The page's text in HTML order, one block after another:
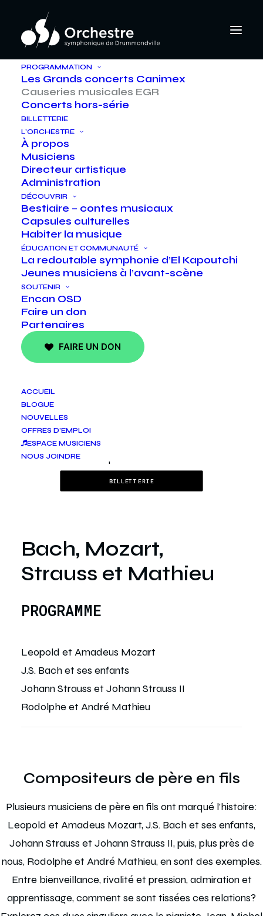
PROGRAMMATION
Les Grands concerts Canimex
Causeries musicales EGR
Concerts hors-série
BILLETTERIE
L’ORCHESTRE
À propos
Musiciens
Directeur artistique
Administration
DÉCOUVRIR
Bestiaire – contes musicaux
Capsules culturelles
Habiter la musique
ÉDUCATION ET COMMUNAUTÉ
La redoutable symphonie d’El Kapoutchi
Jeunes musiciens à l’avant-scène
SOUTENIR
Encan OSD
Faire un don
Partenaires
FAIRE UN DON
ACCUEIL
BLOGUE
NOUVELLES
OFFRES D’EMPLOI
ESPACE MUSICIENS
NOUS JOINDRE
mercredi 15 mai, 2024
Centre des arts populaires
725 Blvd Louis Fréchette, Nicolet, QC
J3T 1L6
jeudi 16 mai, 2024 17h00
Salle Canimex du Complexe
575 Rue des Écoles, Drummondville,
BILLETTERIE
Bach, Mozart,
Strauss et Mathieu
PROGRAMME
Leopold et Amadeus Mozart
J.S. Bach et ses enfants
Johann Strauss et Johann Strauss II
Rodolphe et André Mathieu
Compositeurs de père en fils
Plusieurs musiciens de père en fils ont marqué l’histoire:
Leopold et Amadeus Mozart, J.S. Bach et ses enfants,
Johann Strauss et Johann Strauss II, puis, plus près de
nous, Rodolphe et André Mathieu, en sont des exemples.
Entre bienveillance, rivalité et pression, admiration et
apprentissage, comment se sont tissées ces relations?